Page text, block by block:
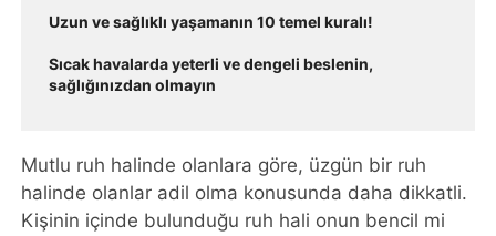
Uzun ve sağlıklı yaşamanın 10 temel kuralı!
Sıcak havalarda yeterli ve dengeli beslenin,
sağlığınızdan olmayın
Mutlu ruh halinde olanlara göre, üzgün bir ruh
halinde olanlar adil olma konusunda daha dikkatli.
Kişinin içinde bulunduğu ruh hali onun bencil mi